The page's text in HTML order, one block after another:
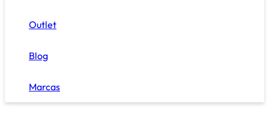
Outlet
Blog
Marcas